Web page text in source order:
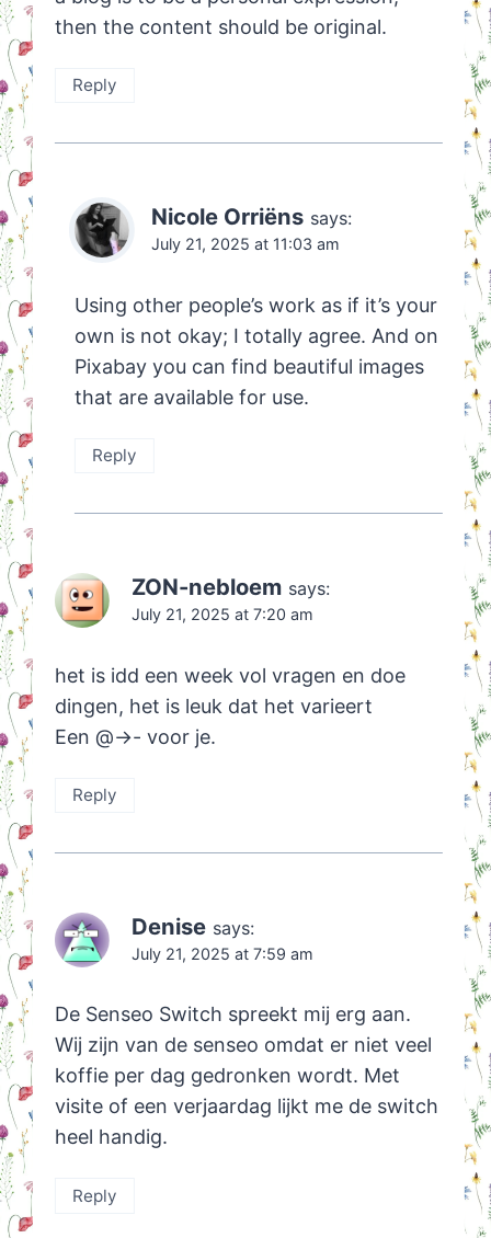
then the content should be original.
Reply
Nicole Orriëns says:
July 21, 2025 at 11:03 am
Using other people’s work as if it’s your
own is not okay; I totally agree. And on
Pixabay you can find beautiful images
that are available for use.
Reply
ZON-nebloem says:
July 21, 2025 at 7:20 am
het is idd een week vol vragen en doe
dingen, het is leuk dat het varieert
Een @->- voor je.
Reply
Denise says:
July 21, 2025 at 7:59 am
De Senseo Switch spreekt mij erg aan.
Wij zijn van de senseo omdat er niet veel
koffie per dag gedronken wordt. Met
visite of een verjaardag lijkt me de switch
heel handig.
Reply